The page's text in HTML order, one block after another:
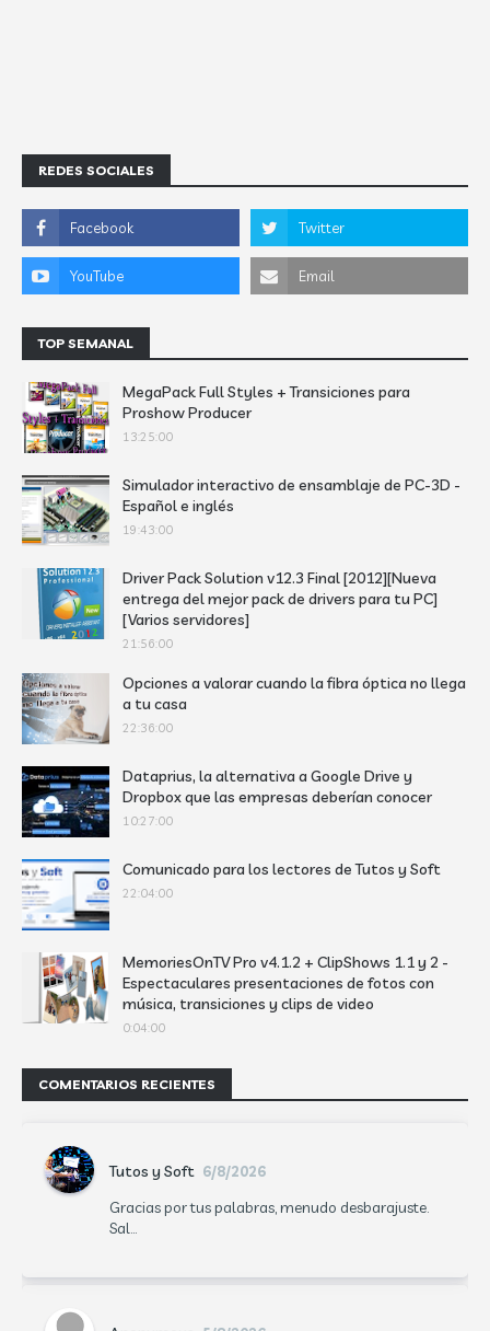
REDES SOCIALES
TOP SEMANAL
MegaPack Full Styles + Transiciones para
Proshow Producer
13:25:00
Simulador interactivo de ensamblaje de PC-3D -
Español e inglés
19:43:00
Driver Pack Solution v12.3 Final [2012][Nueva
entrega del mejor pack de drivers para tu PC]
[Varios servidores]
21:56:00
Opciones a valorar cuando la fibra óptica no llega
a tu casa
22:36:00
Dataprius, la alternativa a Google Drive y
Dropbox que las empresas deberían conocer
10:27:00
Comunicado para los lectores de Tutos y Soft
22:04:00
MemoriesOnTV Pro v4.1.2 + ClipShows 1.1 y 2 -
Espectaculares presentaciones de fotos con
música, transiciones y clips de video
0:04:00
COMENTARIOS RECIENTES
Tutos y Soft 6/8/2026
Gracias por tus palabras, menudo desbarajuste.
Sal...